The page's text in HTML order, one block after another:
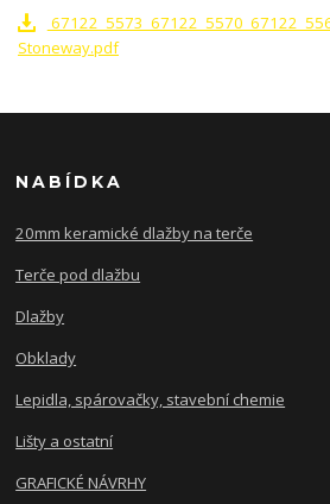
Stoneway.pdf
NABÍDKA
20mm keramické dlažby na terče
Terče pod dlažbu
Dlažby
Obklady
Lepidla, spárovačky, stavební chemie
Lišty a ostatní
GRAFICKÉ NÁVRHY